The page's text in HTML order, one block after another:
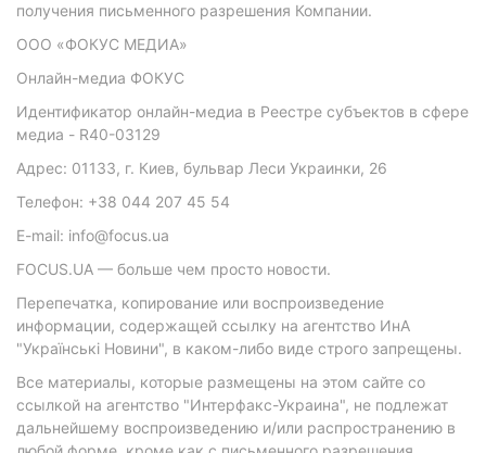
получения письменного разрешения Компании.
ООО «ФОКУС МЕДИА»
Онлайн-медиа ФОКУС
Идентификатор онлайн-медиа в Реестре субъектов в сфере
медиа - R40-03129
Адрес: 01133, г. Киев, бульвар Леси Украинки, 26
Телефон: +38 044 207 45 54
E-mail: info@focus.ua
FOCUS.UA — больше чем просто новости.
Перепечатка, копирование или воспроизведение
информации, содержащей ссылку на агентство ИнА
"Українські Новини", в каком-либо виде строго запрещены.
Все материалы, которые размещены на этом сайте со
ссылкой на агентство "Интерфакс-Украина", не подлежат
дальнейшему воспроизведению и/или распространению в